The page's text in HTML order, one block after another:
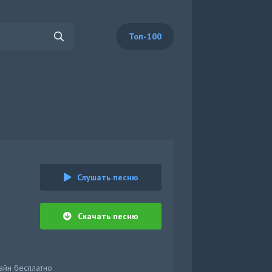
Топ-100
Слушать песню
Скачать песню
бесплатно